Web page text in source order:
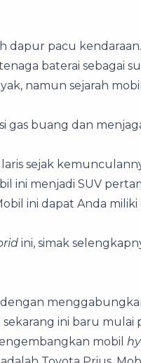
dapur pacu
baterai sebagai
namun sejarah mobil
gas buang dan
sejak
ini menjadi SUV
ini dapat Anda miliki
ini, simak
sekarang ini baru mulai
mobil